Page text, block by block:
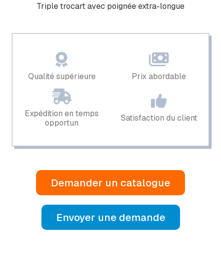
Triple trocart avec poignée extra-longue
Qualité supérieure Prix ​​abordable
Expédition en temps
opportun
Satisfaction du client
Demander un catalogue
Envoyer une demande